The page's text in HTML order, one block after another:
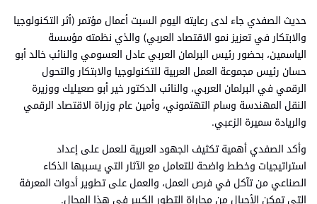
حديث الصفدي جاء لدى رعايته اليوم السبت أعمال مؤتمر (أثر التكنولوجيا
والابتكار في تعزيز نمو الاقتصاد العربي) والذي نظمته مؤسسة
الياسمين، بحضور رئيس البرلمان العربي عادل العسومي والنائب خالد أبو
حسان رئيس مجموعة العمل العربية للتكنولوجيا والابتكار والتحول
الرقمي في البرلمان العربي، والنائب الدكتور خير أبو صعيليك ووزيرة
النقل المهندسة وسام التهتموني، وأمين عام وزراة الاقتصاد الرقمي
والريادة سميرة الزعبي.
وأكد الصفدي أهمية تكثيف الجهود العربية للعمل على إعداد
استراتيجيات وخطط واضحة للتعامل مع الآثار التي يسببها الذكاء
الصناعي من تآكل في فرص العمل، والعمل على تطوير أدوات المعرفة
التي تمكن الأجيال من مجاراة التطور الكبير في هذا المجال.